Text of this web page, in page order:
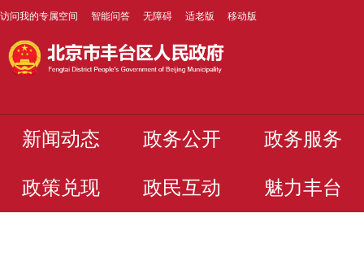
访问我的专属空间 智能问答 无障碍 适老版 移动版
新闻动态 政务公开 政务服务
政策兑现 政民互动 魅力丰台